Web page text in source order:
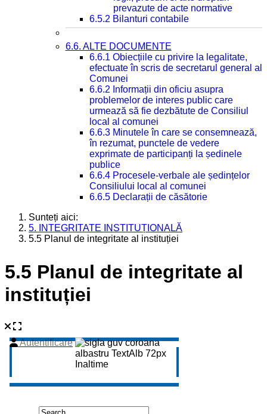
prevazute de acte normative
6.5.2 Bilanturi contabile
6.6. ALTE DOCUMENTE
6.6.1 Obiecțiile cu privire la legalitate,
efectuate în scris de secretarul general al
Comunei
6.6.2 Informații din oficiu asupra
problemelor de interes public care
urmează să fie dezbătute de Consiliul
local al comunei
6.6.3 Minutele în care se consemnează,
în rezumat, punctele de vedere
exprimate de participanți la ședinele
publice
6.6.4 Procesele-verbale ale ședințelor
Consiliului local al comunei
6.6.5 Declarații de căsătorie
Sunteți aici:
5. INTEGRITATE INSTITUȚIONALĂ
5.5 Planul de integritate al instituției
5.5 Planul de integritate al
instituției